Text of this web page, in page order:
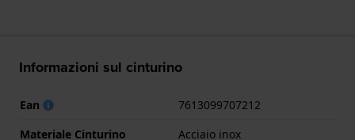
Informazioni sul cinturino
Ean
7613099707212
Materiale Cinturino
Acciaio inox